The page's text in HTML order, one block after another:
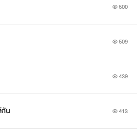
500
509
439
กัน 413